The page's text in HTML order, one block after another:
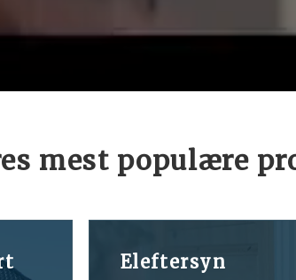
mest populære
Eleftersyn